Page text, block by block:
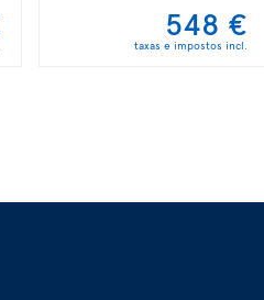
548 €
taxas e impostos incl.